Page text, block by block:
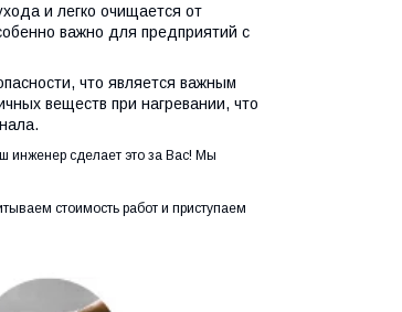
и легко очищается от
важно для предприятий с
что является важным
веществ при нагревании, что
инженер сделает это за Вас! Мы
стоимость работ и приступаем